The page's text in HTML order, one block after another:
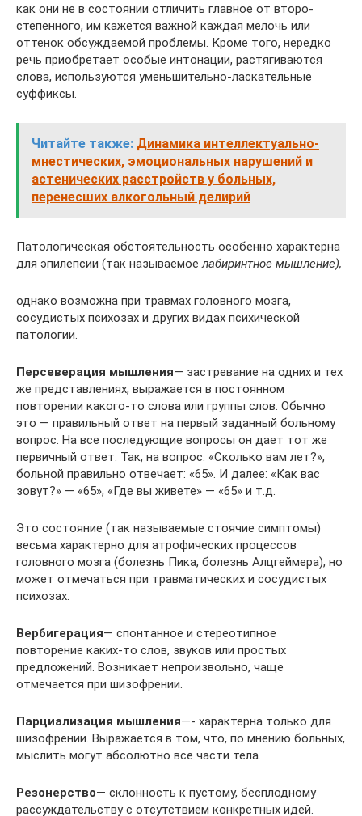
как они не в состоянии отличить главное от второ­
степенного, им кажется важной каждая мелочь или
оттенок об­суждаемой проблемы. Кроме того, нередко
речь приобретает осо­бые интонации, растягиваются
слова, используются уменьшитель­но-ласкательные
суффиксы.
Читайте также: Динамика интеллектуально-
мнестических, эмоциональных нарушений и
астенических расстройств у больных,
перенесших алкогольный делирий
Патологическая обстоятельность особенно характерна
для эпи­лепсии (так называемое лабиринтное мышление),
однако возмож­на при травмах головного мозга,
сосудистых психозах и других видах психической
патологии.
Персеверация мышления— застревание на одних и тех
же представлениях, выражается в постоянном
повторении какого-то сло­ва или группы слов. Обычно
это — правильный ответ на первый заданный больному
вопрос. На все последующие вопросы он дает тот же
первичный ответ. Так, на вопрос: «Сколько вам лет?»,
боль­ной правильно отвечает: «65». И далее: «Как вас
зовут?» — «65», «Где вы живете» — «65» и т.д.
Это состояние (так называемые стоячие симптомы)
весьма характерно для атрофических процессов
головного мозга (болезнь Пика, болезнь Алцгеймера), но
может отмечаться при травмати­ческих и сосудистых
психозах.
Вербигерация— спонтанное и стереотипное
повторение каких-то слов, звуков или простых
предложений. Возникает непроиз­вольно, чаще
отмечается при шизофрении.
Парциализация мышления—- характерна только для
шизофре­нии. Выражается в том, что, по мнению больных,
мыслить могут абсолютно все части тела.
Резонерство— склонность к пустому, бесплодному
рассуждательству с отсутствием конкретных идей.